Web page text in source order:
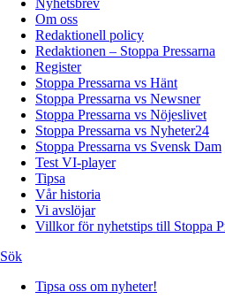
Nyhetsbrev
Om oss
Redaktionell policy
Redaktionen – Stoppa Pressarna
Register
Stoppa Pressarna vs Hänt
Stoppa Pressarna vs Newsner
Stoppa Pressarna vs Nöjeslivet
Stoppa Pressarna vs Nyheter24
Stoppa Pressarna vs Svensk Dam
Test VI-player
Tipsa
Vår historia
Vi avslöjar
Villkor för nyhetstips till Stoppa
Sök
Tipsa oss om nyheter!